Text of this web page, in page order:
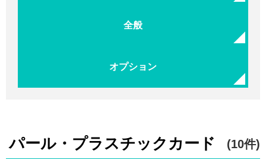
全般
オプション
パール・プラスチックカード (10件)